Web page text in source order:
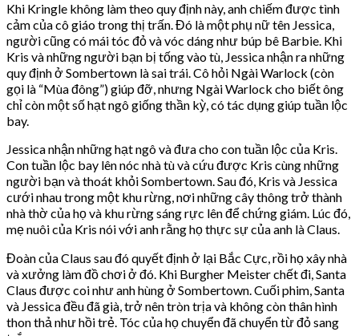
Khi Kringle không làm theo quy định này, anh chiếm được tình
cảm của cô giáo trong thị trấn. Đó là một phụ nữ tên Jessica,
người cũng có mái tóc đỏ và vóc dáng như búp bê Barbie. Khi
Kris và những người bạn bị tống vào tù, Jessica nhận ra những
quy định ở Sombertown là sai trái. Cô hỏi Ngài Warlock (còn
gọi là “Mùa đông”) giúp đỡ, nhưng Ngài Warlock cho biết ông
chỉ còn một số hạt ngô giống thần kỳ, có tác dụng giúp tuần lộc
bay.
Jessica nhận những hạt ngô và đưa cho con tuần lộc của Kris.
Con tuần lộc bay lên nóc nhà tù và cứu được Kris cùng những
người bạn và thoát khỏi Sombertown. Sau đó, Kris và Jessica
cưới nhau trong một khu rừng, nơi những cây thông trở thành
nhà thờ của họ và khu rừng sáng rực lên để chứng giám. Lúc đó,
mẹ nuôi của Kris nói với anh rằng họ thực sự của anh là Claus.
Đoàn của Claus sau đó quyết định ở lại Bắc Cực, rồi họ xây nhà
và xưởng làm đồ chơi ở đó. Khi Burgher Meister chết đi, Santa
Claus được coi như anh hùng ở Sombertown. Cuối phim, Santa
và Jessica đều đã già, trở nên tròn trịa và không còn thân hình
thon thả như hồi trẻ. Tóc của họ chuyển đã chuyển từ đỏ sang